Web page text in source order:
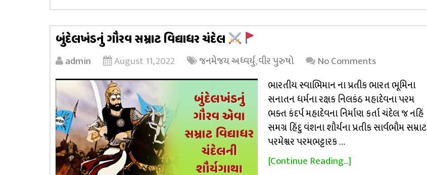
બુંદેલખંડનું ગૌરવ સમ્રાટ વિદ્યાધર ચંદેલ
admin August 11, 2022 જનમેજય અધ્વર્યુ,વીર પુરુષો
No Comments
ભારતીય સ્વાભિમાન ના પ્રતીક ભારત ભૂમિના
સનાતન ધર્મના રક્ષક નિલકંઠ મહાદેવના પરમ
ભક્ત કંદર્પ મહાદેવના નિર્માણ કર્તા ચંદેલ જ નહિં
સમગ્ર હિંદુ વંશના શૌર્યના પ્રતીક સાર્વભૌમ સમ્રાટ
પરમેશ્વર પરમભટ્ટારક …
[Continue Reading...]